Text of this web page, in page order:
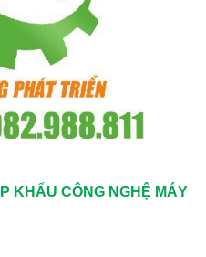
KHẨU CÔNG NGHỆ MÁY